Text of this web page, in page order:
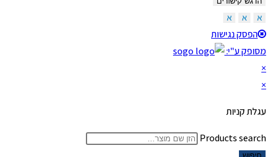
הפסק נגישות
מסופק ע"י:
עגלת קניות
Products search